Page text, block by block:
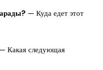
— Куда едет этот
— Какая следующая